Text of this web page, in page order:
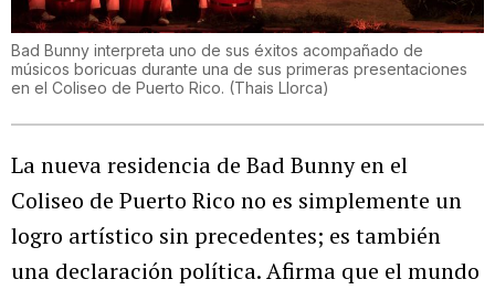
Bad Bunny interpreta uno de sus éxitos acompañado de
músicos boricuas durante una de sus primeras presentaciones
en el Coliseo de Puerto Rico. (Thais Llorca)
La nueva residencia de Bad Bunny en el
Coliseo de Puerto Rico no es simplemente un
logro artístico sin precedentes; es también
una declaración política. Afirma que el mundo